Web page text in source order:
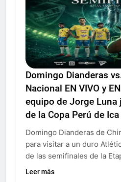
Domingo Dianderas
Nacional EN VIVO y
equipo de Jorge Luna
de la Copa Perú de
Domingo Dianderas de
para visitar a un duro
de las semifinales de la
Leer más